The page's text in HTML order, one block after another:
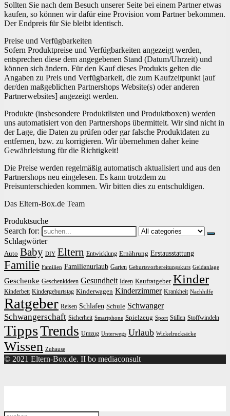
Sollten Sie nach dem Besuch unserer Seite bei einem Partner etwas
kaufen, so können wir dafür eine Provision vom Partner bekommen.
Der Endpreis für Sie bleibt identisch.
Preise und Verfügbarkeiten
Sofern Produktpreise und Verfügbarkeiten angezeigt werden,
entsprechen diese dem angegebenen Stand (Datum/Uhrzeit) und
können sich ändern. Für den Kauf dieses Produkts gelten die
Angaben zu Preis und Verfügbarkeit, die zum Kaufzeitpunkt [auf
der/den maßgeblichen Partnershops Website(s) oder anderen
Partnerwebsites] angezeigt werden.
Produkte (insbesondere Produktlisten und Produktboxen) werden
uns automatisiert von den Partnershops übermittelt. Wir sind nicht in
der Lage, die Daten zu prüfen oder gar falsche Produktdaten zu
entfernen, bzw. zu korrigieren. Wir übernehmen daher keine
Gewährleistung für die Richtigkeit!
Die Preise werden regelmäßig automatisch aktualisiert und aus den
Partnershops neu eingelesen. Es kann trotzdem zu
Preisunterschieden kommen. Wir bitten dies zu entschuldigen.
Das Eltern-Box.de Team
Produktsuche
Search for:
Schlagwörter
Auto Baby DIY Eltern Entwicklung Ernährung Erstausstattung
Familie Familien Familienurlaub Garten Geburtsvorbereitungskurs Geldanlage
Geschenke Geschenkideen Gesundheit Ideen Kaufratgeber Kinder
Kinderbett Kindergeburtstag Kinderwagen Kinderzimmer Krankheit Nachhilfe
Ratgeber Reisen Schlafen Schule Schwanger
Schwangerschaft Sicherheit Smartphone Spielzeug Sport Stillen Stoffwindeln
TippsTrends Umzug Unterwegs Urlaub Wickelrucksäcke
Wissen Zuhause
© 2021 Eltern-Box.de. II bo mediaconsult